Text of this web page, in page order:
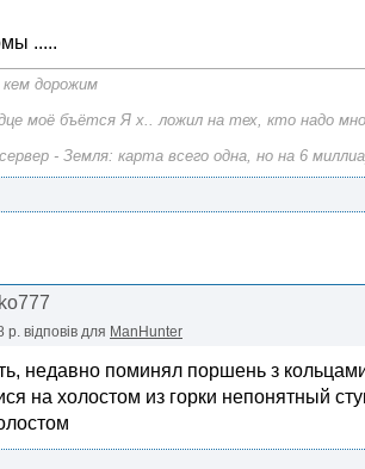
.....
дорожим
моё бъётся Я х.. ложил на тех, кто надо
- Земля: карта всего одна, но на 6
р. відповів для ManHunter
недавно поминял поршень з
на холостом из горки непонятный